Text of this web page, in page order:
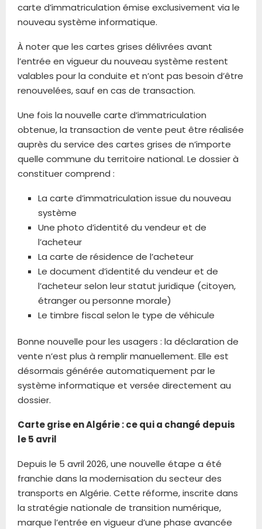
carte d’immatriculation émise exclusivement via le
nouveau système informatique.
À noter que les cartes grises délivrées avant
l’entrée en vigueur du nouveau système restent
valables pour la conduite et n’ont pas besoin d’être
renouvelées, sauf en cas de transaction.
Une fois la nouvelle carte d’immatriculation
obtenue, la transaction de vente peut être réalisée
auprès du service des cartes grises de n’importe
quelle commune du territoire national. Le dossier à
constituer comprend :
La carte d’immatriculation issue du nouveau
système
Une photo d’identité du vendeur et de
l’acheteur
La carte de résidence de l’acheteur
Le document d’identité du vendeur et de
l’acheteur selon leur statut juridique (citoyen,
étranger ou personne morale)
Le timbre fiscal selon le type de véhicule
Bonne nouvelle pour les usagers : la déclaration de
vente n’est plus à remplir manuellement. Elle est
désormais générée automatiquement par le
système informatique et versée directement au
dossier.
Carte grise en Algérie : ce qui a changé depuis
le 5 avril
Depuis le 5 avril 2026, une nouvelle étape a été
franchie dans la modernisation du secteur des
transports en Algérie. Cette réforme, inscrite dans
la stratégie nationale de transition numérique,
marque l’entrée en vigueur d’une phase avancée